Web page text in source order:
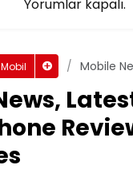
Yorumlar kapalı.
Mobil
Mobile
Launches